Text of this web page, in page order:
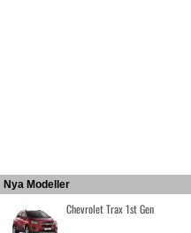
Nya Modeller
Chevrolet Trax 1st Gen